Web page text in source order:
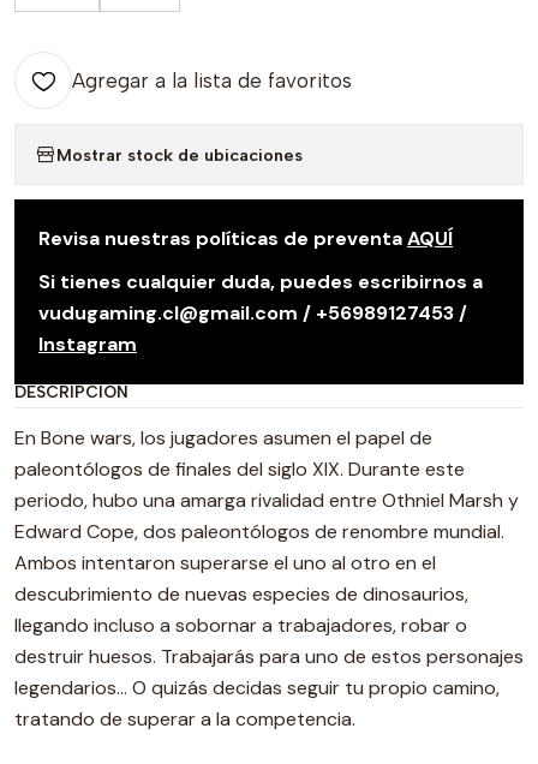
Agregar a la lista de favoritos
Mostrar stock de ubicaciones
Revisa nuestras políticas de preventaAQUÍ
Si tienes cualquier duda, puedes escribirnos a
vudugaming.cl@gmail.com / +56989127453 /
Instagram
DESCRIPCIÓN
En Bone wars, los jugadores asumen el papel de
paleontólogos de finales del siglo XIX. Durante este
periodo, hubo una amarga rivalidad entre Othniel Marsh y
Edward Cope, dos paleontólogos de renombre mundial.
Ambos intentaron superarse el uno al otro en el
descubrimiento de nuevas especies de dinosaurios,
llegando incluso a sobornar a trabajadores, robar o
destruir huesos. Trabajarás para uno de estos personajes
legendarios… O quizás decidas seguir tu propio camino,
tratando de superar a la competencia.